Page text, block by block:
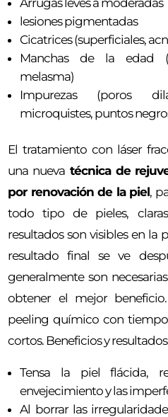
lesiones pigmentadas
Cicatrices (superficiales,
Manchas de la edad
melasma)
Impurezas (poros
microquistes, puntos
El tratamiento con láser
una nueva técnica de
por renovación de la piel,
todo tipo de pieles,
resultados son visibles en la
resultado final se ve
generalmente son
obtener el mejor
peeling químico con
cortos. Beneficios y
Tensa la piel flácida,
envejecimiento y las
Al borrar las